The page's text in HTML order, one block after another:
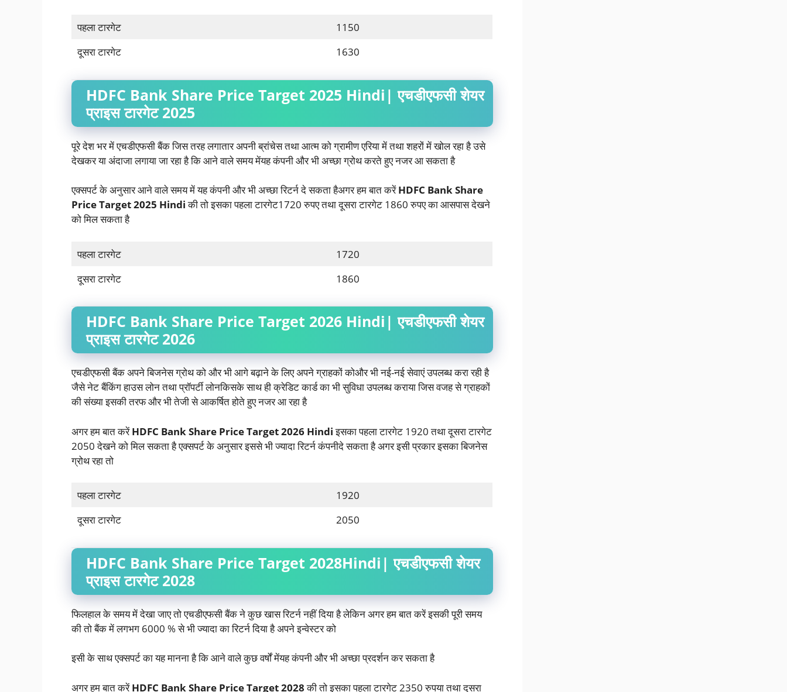
पहला टारगेट
1150
दूसरा टारगेट
1630
HDFC Bank Share Price Target 2025 Hindi| एचडीएफसी शेयर
प्राइस टारगेट 2025
पूरे देश भर में एचडीएफसी बैंक जिस तरह लगातार अपनी ब्रांचेस तथा आत्म को ग्रामीण एरिया में तथा शहरों में खोल रहा है उसे
देखकर या अंदाजा लगाया जा रहा है कि आने वाले समय मेंयह कंपनी और भी अच्छा ग्रोथ करते हुए नजर आ सकता है
एक्सपर्ट के अनुसार आने वाले समय में यह कंपनी और भी अच्छा रिटर्न दे सकता हैअगर हम बात करेंHDFC Bank Share
Price Target 2025 Hindiकी तो इसका पहला टारगेट1720 रुपए तथा दूसरा टारगेट 1860 रुपए का आसपास देखने
को मिल सकता है
पहला टारगेट
1720
दूसरा टारगेट
1860
HDFC Bank Share Price Target 2026 Hindi| एचडीएफसी शेयर
प्राइस टारगेट 2026
एचडीएफसी बैंक अपने बिजनेस ग्रोथ को और भी आगे बढ़ाने के लिए अपने ग्राहकों कोऔर भी नई-नई सेवाएं उपलब्ध करा रही है
जैसे नेट बैंकिंग हाउस लोन तथा प्रॉपर्टी लोनकिसके साथ ही क्रेडिट कार्ड का भी सुविधा उपलब्ध कराया जिस वजह से ग्राहकों
की संख्या इसकी तरफ और भी तेजी से आकर्षित होते हुए नजर आ रहा है
अगर हम बात करेंHDFC Bank Share Price Target 2026 Hindiइसका पहला टारगेट 1920 तथा दूसरा टारगेट
2050 देखने को मिल सकता है एक्सपर्ट के अनुसार इससे भी ज्यादा रिटर्न कंपनीदे सकता है अगर इसी प्रकार इसका बिजनेस
ग्रोथ रहा तो
पहला टारगेट
1920
दूसरा टारगेट
2050
HDFC Bank Share Price Target 2028Hindi| एचडीएफसी शेयर
प्राइस टारगेट 2028
फिलहाल के समय में देखा जाए तो एचडीएफसी बैंक ने कुछ खास रिटर्न नहीं दिया है लेकिन अगर हम बात करें इसकी पूरी समय
की तो बैंक में लगभग 6000 % से भी ज्यादा का रिटर्न दिया है अपने इन्वेस्टर को
इसी के साथ एक्सपर्ट का यह मानना है कि आने वाले कुछ वर्षों मेंयह कंपनी और भी अच्छा प्रदर्शन कर सकता है
अगर हम बात करेंHDFC Bank Share Price Target 2028की तो इसका पहला टारगेट 2350 रुपया तथा दूसरा